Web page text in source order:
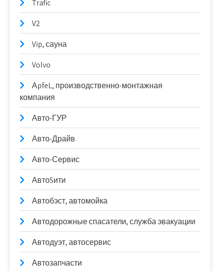
Trafic
V2
Vip, сауна
Volvo
АpfeL, производственно-монтажная
компания
Авто-ГУР
Авто-Драйв
Авто-Сервис
АвтоSити
Автобэст, автомойка
Автодорожные спасатели, служба эвакуации
Автодуэт, автосервис
Автозапчасти